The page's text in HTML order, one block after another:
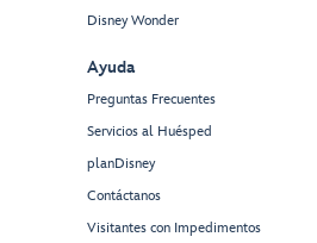
Disney Wonder
Ayuda
Preguntas Frecuentes
Servicios al Huésped
planDisney
Contáctanos
Visitantes con Impedimentos